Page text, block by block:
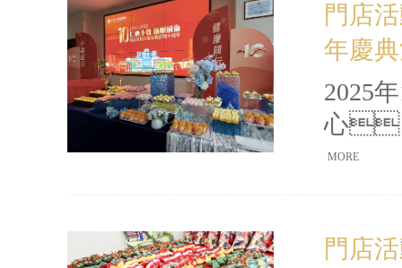
同仁
共識
的發
門店
年慶
2025
心
凝聚
MORE
門店活